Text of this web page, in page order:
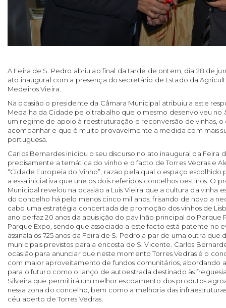
A Feira de S. Pedro abriu ao final da tarde de ontem, dia 28 de
ato inaugural com a presença do secretário de Estado da
Medeiros Vieira.
Na ocasião o presidente da Câmara Municipal atribuiu a este
Medalha da Cidade pelo trabalho que o mesmo desenvolveu no
um regime de apoio à reestruturação e reconversão de vinhas, o
acompanhar e que é muito provavelmente a medida com mais
portuguesa.
Carlos Bernardes iniciou o seu discurso no ato inaugural da Feira
precisamente a temática do vinho e o facto de Torres Vedras e
“Cidade Europeia do Vinho”, razão pela qual o espaço
a essa iniciativa que une os dois referidos concelhos oestinos. O
Municipal revelou na ocasião a Luís Vieira que a cultura da vinha
do concelho há pelo menos cinco mil anos, frisando de novo a
cabo uma estratégia concertada de promoção dos vinhos de
ano perfaz 20 anos da aquisição do pavilhão principal do Parque
Parque Expo, sendo que associado a este facto está patente no
assinala os 725 anos da Feira de S. Pedro a par de uma outra
municipais previstos para a encosta de S. Vicente. Carlos
ocasião para anunciar que neste momento Torres Vedras é o
com maior aproveitamento de fundos comunitários, abordando
para o futuro como o lanço de autoestrada destinado às
Silveira que permitirá um melhor escoamento dos produtos
nessa zona do concelho, bem como a melhoria das
céu aberto de Torres Vedras.